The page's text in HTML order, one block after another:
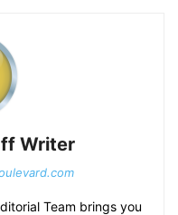
Writer
Team brings you